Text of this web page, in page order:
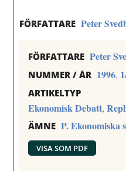
FÖRFATTARE Peter
FÖRFATTARE Peter
NUMMER / ÅR 1996,
ARTIKELTYP
Ekonomisk Debatt,
ÄMNE P. Ekonomiska
VISA SOM PDF